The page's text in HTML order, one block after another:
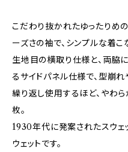
こだわり抜かれたゆったりめ
ーズさの袖で、シンプルな着こ
生地目の横取り仕様と、両脇
るサイドパネル仕様で、型崩れ
繰り返し使用するほど、やわ
枚。
1930年代に発案されたスウ
ウェットです。